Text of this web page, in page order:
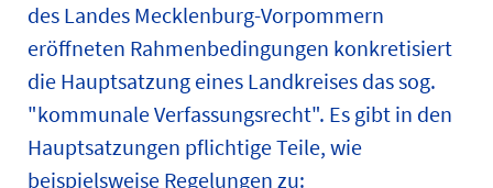
des Landes Mecklenburg-Vorpommern
eröffneten Rahmenbedingungen konkretisiert
die Hauptsatzung eines Landkreises das sog.
"kommunale Verfassungsrecht". Es gibt in den
Hauptsatzungen pflichtige Teile, wie
beispielsweise Regelungen zu: